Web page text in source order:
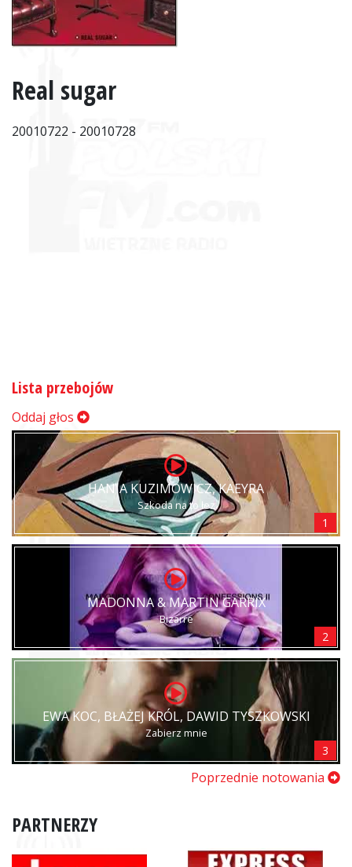
Real sugar
20010722 - 20010728
Lista przebojów
Oddaj głos
HANIA KUZIMOWICZ, KAEYRA
Szkoda na to łez
1
MADONNA & MARTIN GARRIX
Bizarre
2
EWA KOC, BŁAŻEJ KRÓL, DAWID TYSZKOWSKI
Zabierz mnie
3
Poprzednie notowania
PARTNERZY